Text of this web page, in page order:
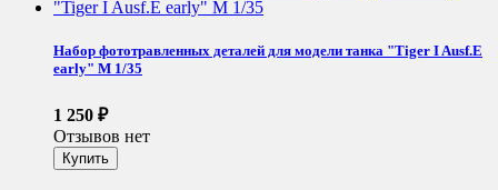
Набор фототравленных деталей для модели танка "Tiger I Ausf.E
early" М 1/35
1 250 ₽
Отзывов нет